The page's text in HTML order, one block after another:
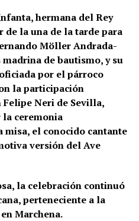
hermana del Rey
la una de la tarde para
Möller Andrada-
de bautismo, y su
por el párroco
la participación
Felipe Neri de Sevilla,
la ceremonia
el conocido cantante
versión del Ave
la celebración continuó
perteneciente a la
Marchena.